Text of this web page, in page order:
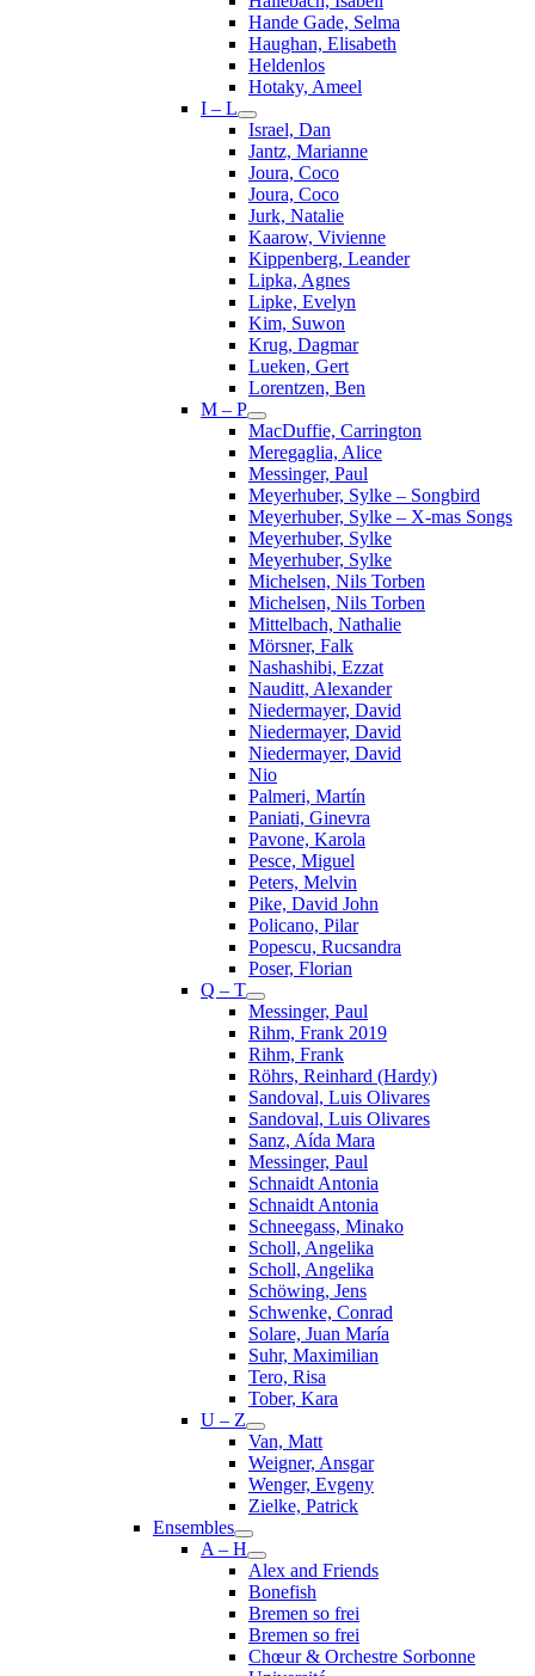
Hande Gade, Selma
Haughan, Elisabeth
Heldenlos
Hotaky, Ameel
I – L
Israel, Dan
Jantz, Marianne
Joura, Coco
Joura, Coco
Jurk, Natalie
Kaarow, Vivienne
Kippenberg, Leander
Lipka, Agnes
Lipke, Evelyn
Kim, Suwon
Krug, Dagmar
Lueken, Gert
Lorentzen, Ben
M – P
MacDuffie, Carrington
Meregaglia, Alice
Messinger, Paul
Meyerhuber, Sylke – Songbird
Meyerhuber, Sylke – X-mas Songs
Meyerhuber, Sylke
Meyerhuber, Sylke
Michelsen, Nils Torben
Michelsen, Nils Torben
Mittelbach, Nathalie
Mörsner, Falk
Nashashibi, Ezzat
Nauditt, Alexander
Niedermayer, David
Niedermayer, David
Niedermayer, David
Nio
Palmeri, Martín
Paniati, Ginevra
Pavone, Karola
Pesce, Miguel
Peters, Melvin
Pike, David John
Policano, Pilar
Popescu, Rucsandra
Poser, Florian
Q – T
Messinger, Paul
Rihm, Frank 2019
Rihm, Frank
Röhrs, Reinhard (Hardy)
Sandoval, Luis Olivares
Sandoval, Luis Olivares
Sanz, Aída Mara
Messinger, Paul
Schnaidt Antonia
Schnaidt Antonia
Schneegass, Minako
Scholl, Angelika
Scholl, Angelika
Schöwing, Jens
Schwenke, Conrad
Solare, Juan María
Suhr, Maximilian
Tero, Risa
Tober, Kara
U – Z
Van, Matt
Weigner, Ansgar
Wenger, Evgeny
Zielke, Patrick
Ensembles
A – H
Alex and Friends
Bonefish
Bremen so frei
Bremen so frei
Chœur & Orchestre Sorbonne